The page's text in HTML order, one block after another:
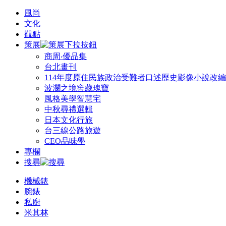
風尚
文化
觀點
策展
商周‧優品集
台北畫刊
114年度原住民族政治受難者口述歷史影像小說改
波瀾之境窖藏瑰寶
風格美學智慧宅
中秋尋禮選輯
日本文化行旅
台三線公路旅遊
CEO品味學
專欄
搜尋
機械錶
腕錶
私廚
米其林